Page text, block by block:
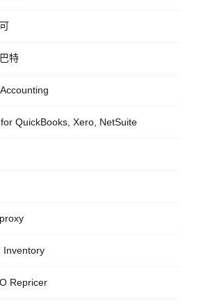
特
QuickBooks, Xero, NetSuite
Inventory
Repricer